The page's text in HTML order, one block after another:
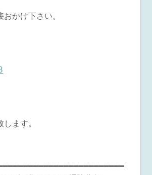
かけ下さい。
ます。